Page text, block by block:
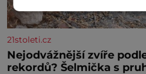
21stoleti.cz
Nejodvážnější zvíře
rekordů? Šelmička s